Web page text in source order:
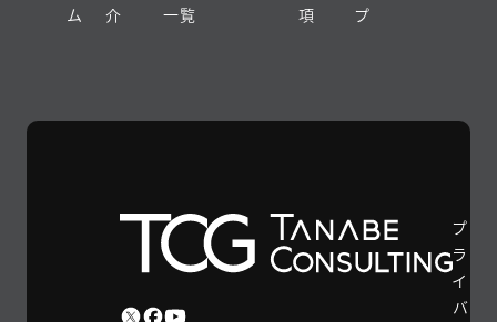
ム
介
一覧
項
プ
プ
ラ
イ
バ